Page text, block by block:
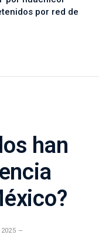
por red de
han